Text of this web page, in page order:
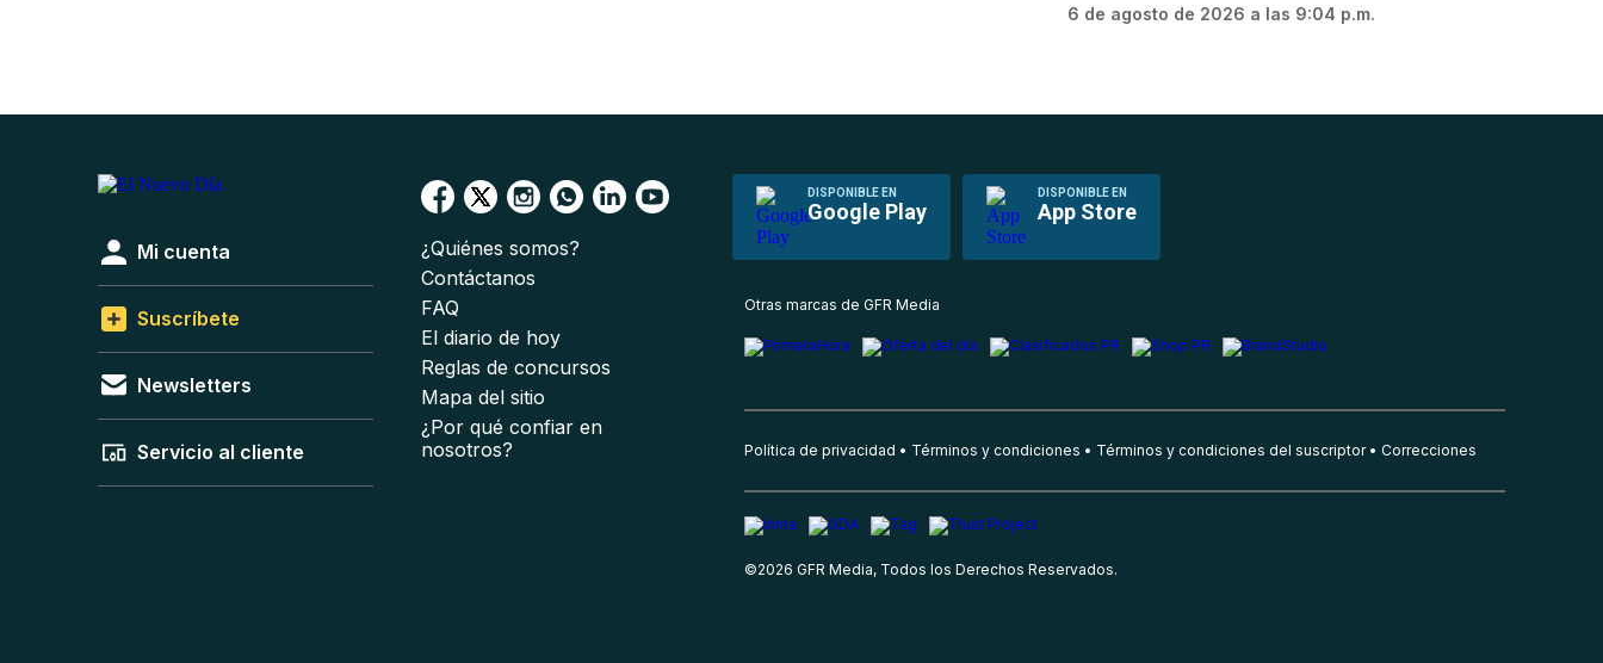
6 de agosto de 2026 a las 9:04 p.m.
DISPONIBLE EN
Google Play
DISPONIBLE EN
App Store
Mi cuenta
Suscríbete
Newsletters
Servicio al cliente
¿Quiénes somos?
Contáctanos
FAQ
El diario de hoy
Reglas de concursos
Mapa del sitio
¿Por qué confiar en
nosotros?
Otras marcas de GFR Media
Política de privacidad Términos y condiciones Términos y condiciones del suscriptor Correcciones
©2026 GFR Media, Todos los Derechos Reservados.